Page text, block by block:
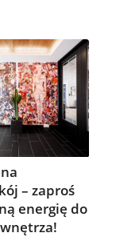
– zaproś
energię do